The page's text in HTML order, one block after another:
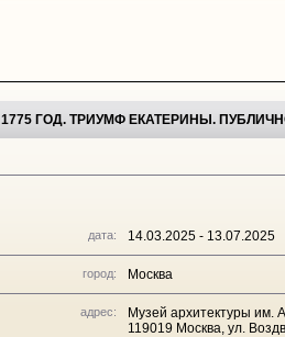
1775 ГОД. ТРИУМФ ЕКАТЕРИНЫ.
дата: 14.03.2025 - 13.07.2025
город: Москва
адрес:
Музей архитектуры им.
119019 Москва, ул.